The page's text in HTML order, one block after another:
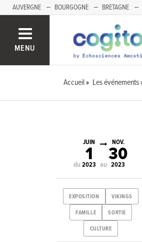
AUVERGNE BOURGOGNE BRETAGNE
MENU
Accueil Les événements
du
JUIN
1
2023 au
NOV.
30
2023
EXPOSITION VIKINGS
FAMILLE SORTIE
CULTURE